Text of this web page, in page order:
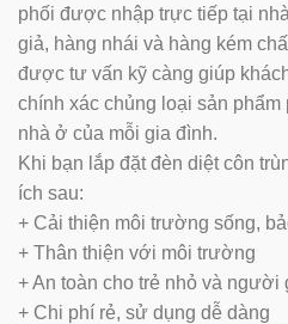
phối được nhập trực tiếp tại
giả, hàng nhái và hàng kém
được tư vấn kỹ càng giúp
chính xác chủng loại sản
nhà ở của mỗi gia đình.
Khi bạn lắp đặt đèn diệt côn
ích sau:
+ Cải thiện môi trường sống,
+ Thân thiện với môi trường
+ An toàn cho trẻ nhỏ và
+ Chi phí rẻ, sử dụng dễ dàng